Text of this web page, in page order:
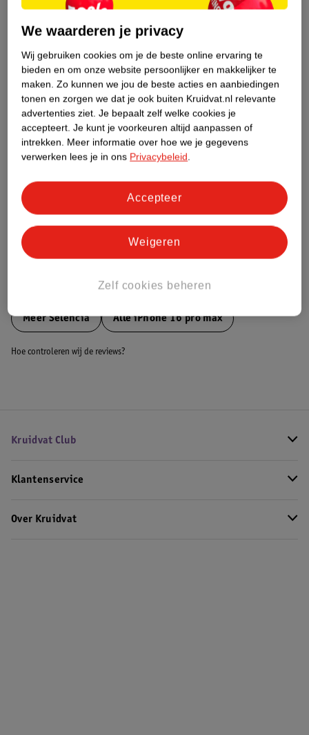
Productinformatie
Etiketinformatie
Nature Impact Score
Dit product heeft (nog) geen Nature
Impact Score.
Meer informatie
Bestel & Bezorginformatie
MeerSelencia Alle iPhone 16 pro max
Hoe controleren wij de reviews?
Kruidvat Club
Klantenservice
Over Kruidvat
We waarderen je privacy
Wij gebruiken cookies om je de beste online ervaring te
bieden en om onze website persoonlijker en makkelijker te
maken. Zo kunnen we jou de beste acties en aanbiedingen
tonen en zorgen we dat je ook buiten Kruidvat.nl relevante
advertenties ziet. Je bepaalt zelf welke cookies je
accepteert. Je kunt je voorkeuren altijd aanpassen of
intrekken. Meer informatie over hoe we je gegevens
verwerken lees je in ons Privacybeleid.
Zelf cookies beheren
Weigeren
Accepteer